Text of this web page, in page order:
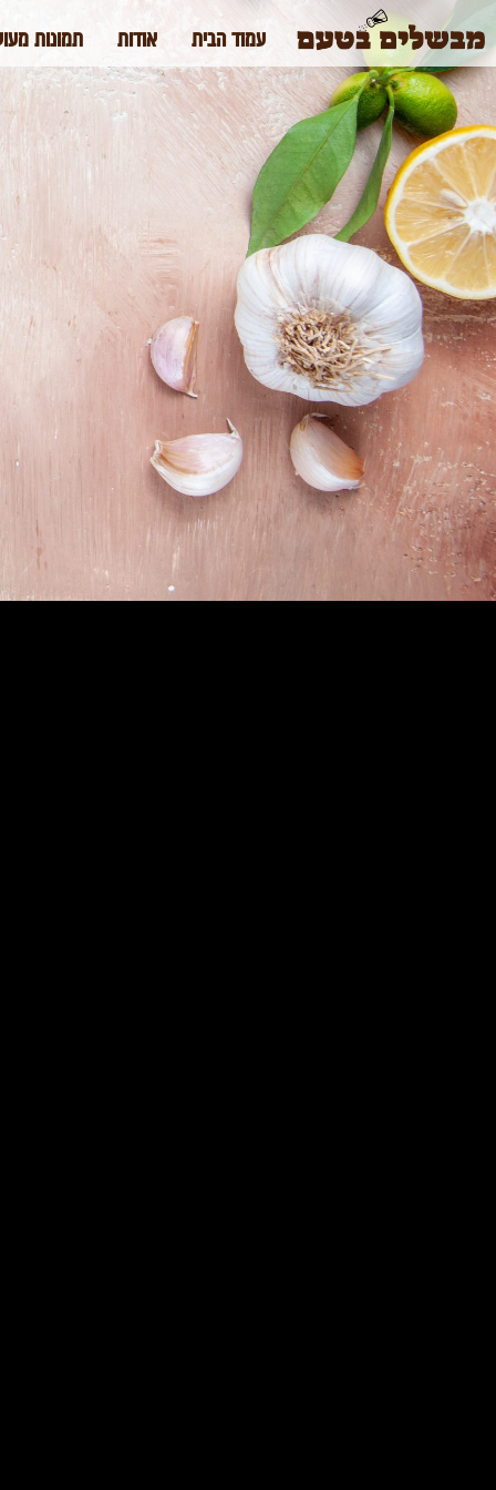
עמוד הבית אודות תמונות